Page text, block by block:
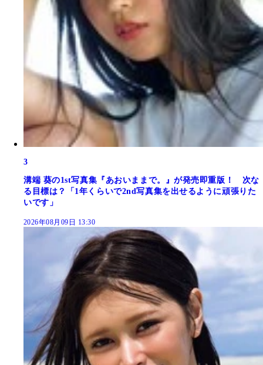
3
溝端 葵の1st写真集『あおいままで。』が発売即重版！ 次な
る目標は？「1年くらいで2nd写真集を出せるように頑張りた
いです」
2026年08月09日 13:30